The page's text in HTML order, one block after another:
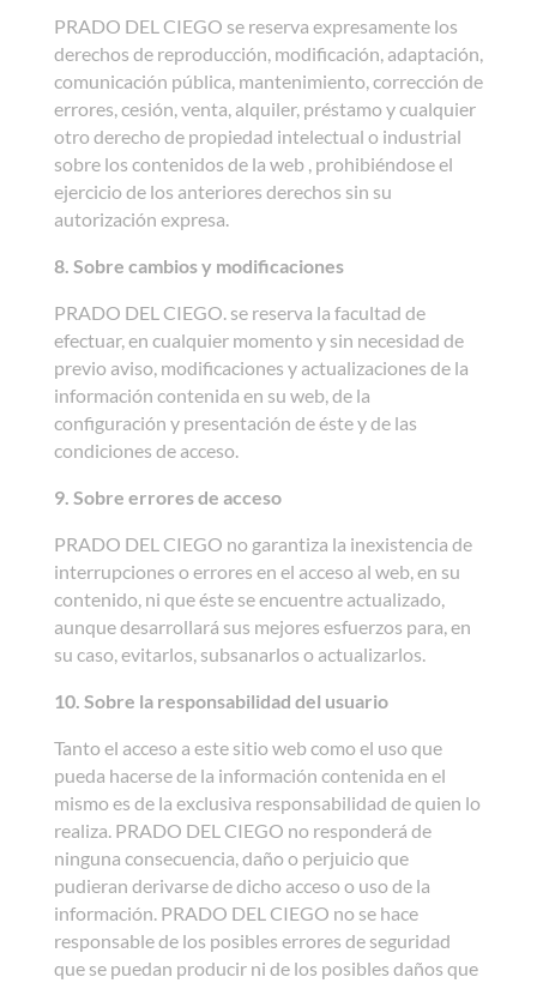
PRADO DEL CIEGO se reserva expresamente los
derechos de reproducción, modificación, adaptación,
comunicación pública, mantenimiento, corrección de
errores, cesión, venta, alquiler, préstamo y cualquier
otro derecho de propiedad intelectual o industrial
sobre los contenidos de la web , prohibiéndose el
ejercicio de los anteriores derechos sin su
autorización expresa.
8. Sobre cambios y modificaciones
PRADO DEL CIEGO. se reserva la facultad de
efectuar, en cualquier momento y sin necesidad de
previo aviso, modificaciones y actualizaciones de la
información contenida en su web, de la
configuración y presentación de éste y de las
condiciones de acceso.
9. Sobre errores de acceso
PRADO DEL CIEGO no garantiza la inexistencia de
interrupciones o errores en el acceso al web, en su
contenido, ni que éste se encuentre actualizado,
aunque desarrollará sus mejores esfuerzos para, en
su caso, evitarlos, subsanarlos o actualizarlos.
10. Sobre la responsabilidad del usuario
Tanto el acceso a este sitio web como el uso que
pueda hacerse de la información contenida en el
mismo es de la exclusiva responsabilidad de quien lo
realiza. PRADO DEL CIEGO no responderá de
ninguna consecuencia, daño o perjuicio que
pudieran derivarse de dicho acceso o uso de la
información. PRADO DEL CIEGO no se hace
responsable de los posibles errores de seguridad
que se puedan producir ni de los posibles daños que